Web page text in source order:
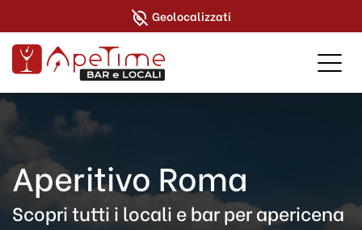
Geolocalizzati
Aperitivo Roma
Scopri tutti i locali e bar per apericena